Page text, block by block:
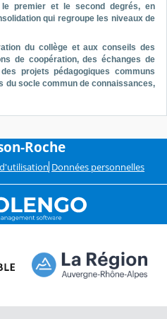
le premier et le second degrés, en
qui regroupe les niveaux de
du collège et aux conseils des
de coopération, des échanges de
projets pédagogiques communs
du socle commun de connaissances,
Roche
Données personnelles